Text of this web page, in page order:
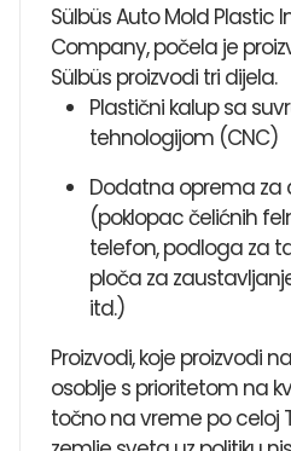
Sülbüs Auto Mold Plastic
Company, počela je
Sülbüs proizvodi tri dijela.
Plastični kalup sa
tehnologijom (CNC)
Dodatna oprema za
(poklopac čelićnih
telefon, podloga za
ploča za
itd.)
Proizvodi, koje proizvodi
osoblje s prioritetom na
točno na vreme po celoj